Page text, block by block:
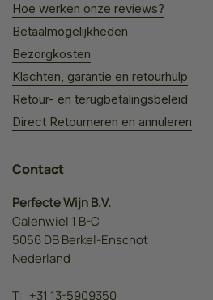
Hoe werken onze reviews?
Betaalmogelijkheden
Bezorgkosten
Klachten, garantie en retourhulp
Retour- en terugbetalingsbeleid
Direct Retourneren en annuleren
Contact
Perfecte Wijn B.V.
Calenwiel 1 B-C
5056 DB Berkel-Enschot
Nederland
T: +31 13-5909350